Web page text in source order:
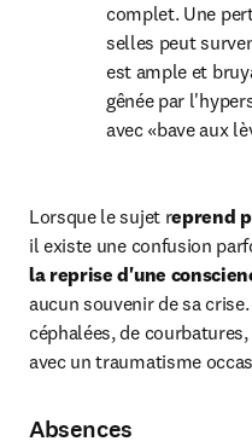
complet. Une
selles peut
est ample et
gênée par
avec «bave aux
Lorsque le sujet reprend
il existe une confusion
la reprise d'une
aucun souvenir de sa
céphalées, de
avec un traumatisme
Absences